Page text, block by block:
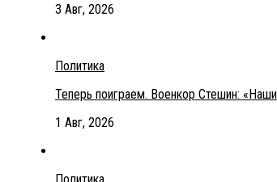
3 Авг, 2026
Политика
Теперь поиграем. Военкор Стешин:
1 Авг, 2026